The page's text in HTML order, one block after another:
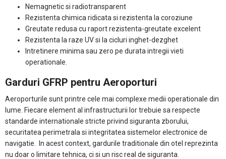
Nemagnetic si radiotransparent
Rezistenta chimica ridicata si rezistenta la coroziune
Greutate redusa cu raport rezistenta-greutate excelent
Rezistenta la raze UV si la cicluri inghet-dezghet
Intretinere minima sau zero pe durata intregii vieti
operationale.
Garduri GFRP pentru Aeroporturi
Aeroporturile sunt printre cele mai complexe medii operationale din
lume. Fiecare element al infrastructurii lor trebuie sa respecte
standarde internationale stricte privind siguranta zborului,
securitatea perimetrala si integritatea sistemelor electronice de
navigatie. In acest context, gardurile traditionale din otel reprezinta
nu doar o limitare tehnica, ci si un risc real de siguranta.